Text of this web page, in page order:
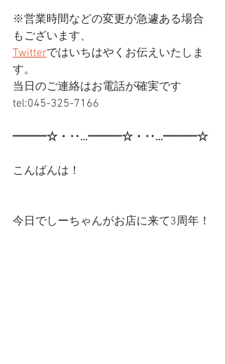
※営業時間などの変更が急遽ある場合
もございます、
Twitterではいちはやくお伝えいたしま
す。
当日のご連絡はお電話が確実です
tel:045-325-7166
━━━☆・‥…━━━☆・‥…━━━☆
こんばんは！
今日でしーちゃんがお店に来て3周年！